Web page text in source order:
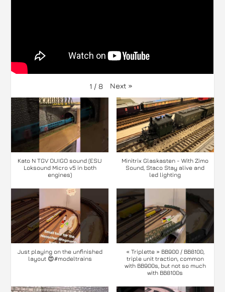
1 / 8 Next »
Kato N TGV OUIGO sound (ESU
Loksound Micro v5 in both
engines)
Minitrix Glaskasten - With Zimo
Sound, Staco Stay alive and
led lighting
Just playing on the unfinished
layout 😍#modeltrains
« Triplette » BB900 / BB8100,
triple unit traction, common
with BB900s, but not so much
with BB8100s